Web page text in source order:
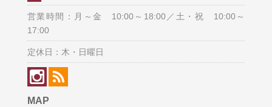
営業時間：月～金 10:00～18:00／土・祝 10:00～
17:00
定休日：木・日曜日
MAP